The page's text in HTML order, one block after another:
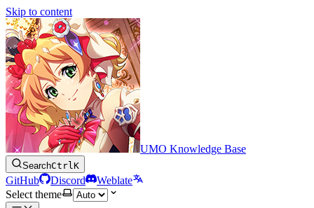
Skip to content
UMO Knowledge Base
SearchCtrlK
GitHub Discord
Weblate
Select theme